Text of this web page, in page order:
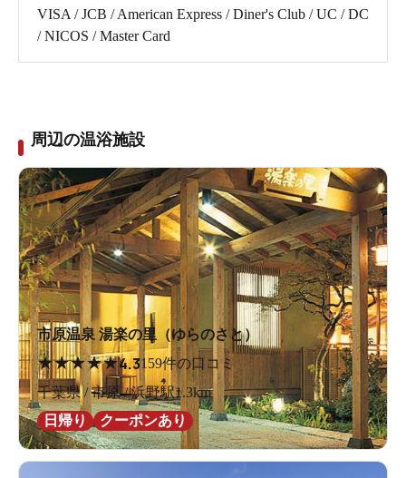
VISA / JCB / American Express / Diner's Club / UC / DC
/ NICOS / Master Card
周辺の温浴施設
市原温泉 湯楽の里（ゆらのさと）
★★★★★4.3159件の口コミ
千葉県 / 市原 / 浜野駅1.3km
日帰り
クーポンあり